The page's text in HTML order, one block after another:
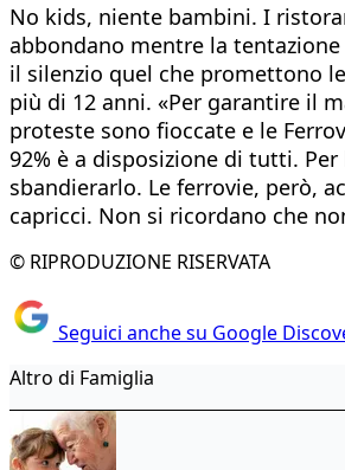
No kids, niente bambini. I
abbondano mentre la
il silenzio quel che promettono
più di 12 anni. «Per garantire il
proteste sono fioccate e le
92% è a disposizione di tutti.
sbandierarlo. Le ferrovie, però,
capricci. Non si ricordano che
© RIPRODUZIONE RISERVATA
Seguici anche su Google
Altro di Famiglia